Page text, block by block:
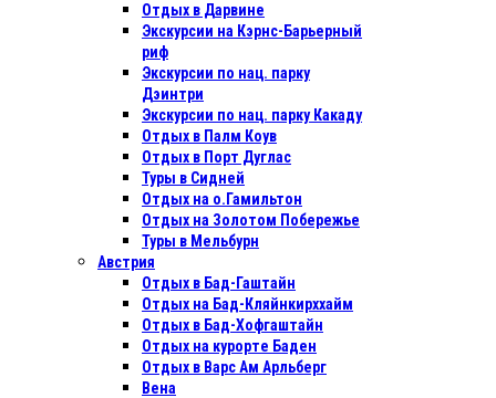
Отдых в Дарвине
Экскурсии на Кэрнс-Барьерный
риф
Экскурсии по нац. парку
Дэинтри
Экскурсии по нац. парку Какаду
Отдых в Палм Коув
Отдых в Порт Дуглас
Туры в Сидней
Отдых на о.Гамильтон
Отдых на Золотом Побережье
Туры в Мельбурн
Австрия
Отдых в Бад-Гаштайн
Отдых на Бад-Кляйнкирххайм
Отдых в Бад-Хофгаштайн
Отдых на курорте Баден
Отдых в Варс Ам Арльберг
Вена